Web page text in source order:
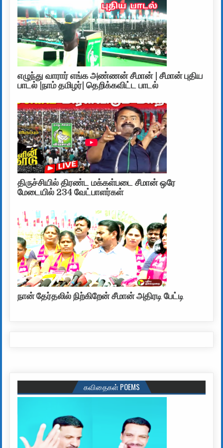
எழுந்து வாரார் எங்க அண்ணன் சீமான் | சீமான் புதிய
பாடல் |நாம் தமிழர்| தெறிக்கவிட்ட பாடல்
திருச்சியில் திரண்ட மக்கள்படை சீமான் ஒரே
மேடையில் 234 வேட்பாளர்கள்
நான் தேர்தலில் நிற்கிறேன் சீமான் அதிரடி பேட்டி
கவிதைகள் POEMS